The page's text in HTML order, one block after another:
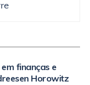
finanças e
Horowitz